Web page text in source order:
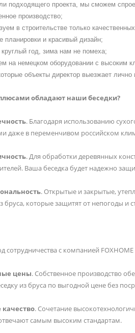
подходящего проекта, мы сможем
производство;
в строительстве только
планировки и красивый дизайн;
год, зима нам не помеха;
на немецком оборудовании с высоким
объекты директор выезжает
обладают наши беседки?
. Благодаря использованию
даже в переменчивом российском
. Для обработки деревянных
Ваша беседка будет надежно
. Открытые и закрытые,
бруса, которые защитят от непогоды
сотрудничества с компанией FOXHOME
цены. Собственное производство
из бруса по выгодной цене без
. Сочетание
самым высоким стандартам.